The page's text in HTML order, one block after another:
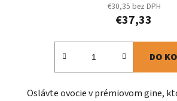
€30,35 bez DPH
€37,33
DO
Oslávte ovocie v prémiovom gine,